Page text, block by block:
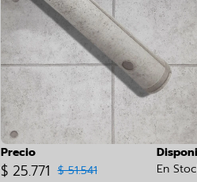
Precio
$ 25.771 $ 51.541
En